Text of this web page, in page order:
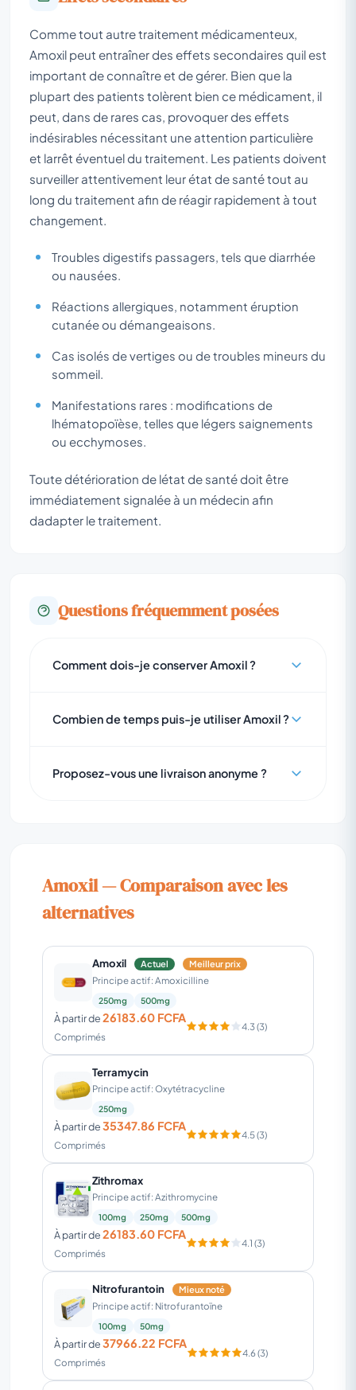
Comme tout autre traitement médicamenteux,
Amoxil peut entraîner des effets secondaires quil est
important de connaître et de gérer. Bien que la
plupart des patients tolèrent bien ce médicament, il
peut, dans de rares cas, provoquer des effets
indésirables nécessitant une attention particulière
et larrêt éventuel du traitement. Les patients doivent
surveiller attentivement leur état de santé tout au
long du traitement afin de réagir rapidement à tout
changement.
Troubles digestifs passagers, tels que diarrhée
ou nausées.
Réactions allergiques, notamment éruption
cutanée ou démangeaisons.
Cas isolés de vertiges ou de troubles mineurs du
sommeil.
Manifestations rares : modifications de
lhématopoïèse, telles que légers saignements
ou ecchymoses.
Toute détérioration de létat de santé doit être
immédiatement signalée à un médecin afin
dadapter le traitement.
Questions fréquemment posées
Comment dois-je conserver Amoxil ?
Combien de temps puis-je utiliser Amoxil ?
Proposez-vous une livraison anonyme ?
Amoxil — Comparaison avec les
alternatives
Amoxil Actuel Meilleur prix
Principe actif: Amoxicilline
250mg 500mg
À partir de26183.60 FCFA
Comprimés
4.3 (3)
Terramycin
Principe actif: Oxytétracycline
250mg
À partir de35347.86 FCFA
Comprimés
4.5 (3)
Zithromax
Principe actif: Azithromycine
100mg 250mg 500mg
À partir de26183.60 FCFA
Comprimés
4.1 (3)
Nitrofurantoin Mieux noté
Principe actif: Nitrofurantoïne
100mg 50mg
À partir de37966.22 FCFA
Comprimés
4.6 (3)